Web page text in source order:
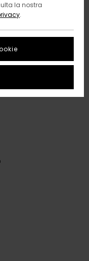
la nostra
.